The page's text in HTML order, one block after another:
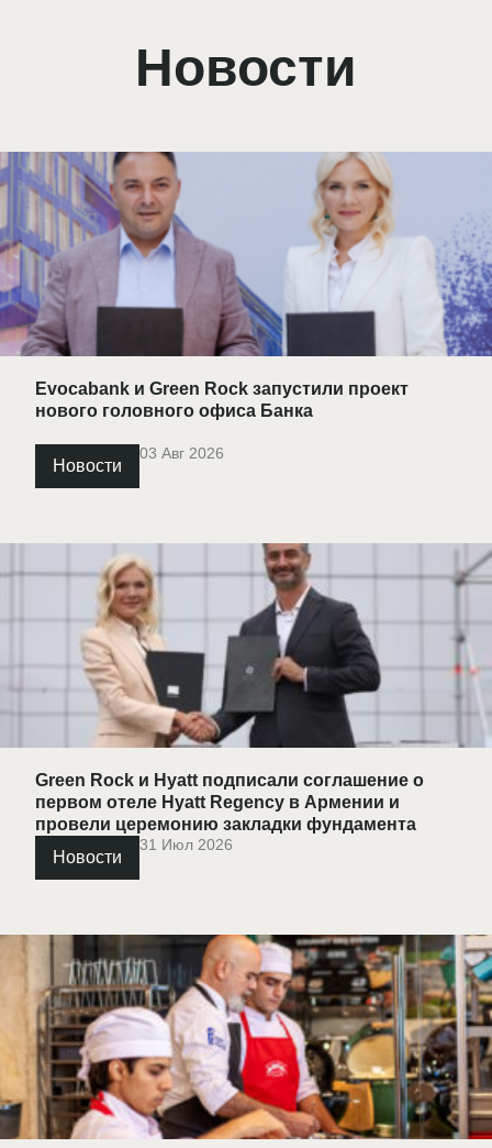
Новости
Evocabank и Green Rock запустили проект
нового головного офиса Банка
Новости
03 Авг 2026
Green Rock и Hyatt подписали соглашение о
первом отеле Hyatt Regency в Армении и
провели церемонию закладки фундамента
Новости
31 Июл 2026